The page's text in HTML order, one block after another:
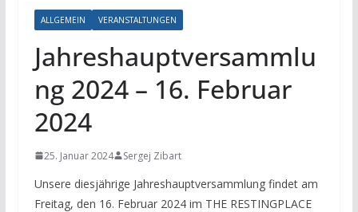
ALLGEMEIN VERANSTALTUNGEN
Jahreshauptversammlu
ng 2024 – 16. Februar
2024
25. Januar 2024 Sergej Zibart
Unsere diesjährige Jahreshauptversammlung findet am
Freitag, den 16. Februar 2024 im THE RESTINGPLACE